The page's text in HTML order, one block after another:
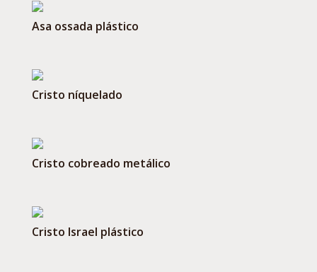
Asa ossada plástico
Cristo níquelado
Cristo cobreado metálico
Cristo Israel plástico